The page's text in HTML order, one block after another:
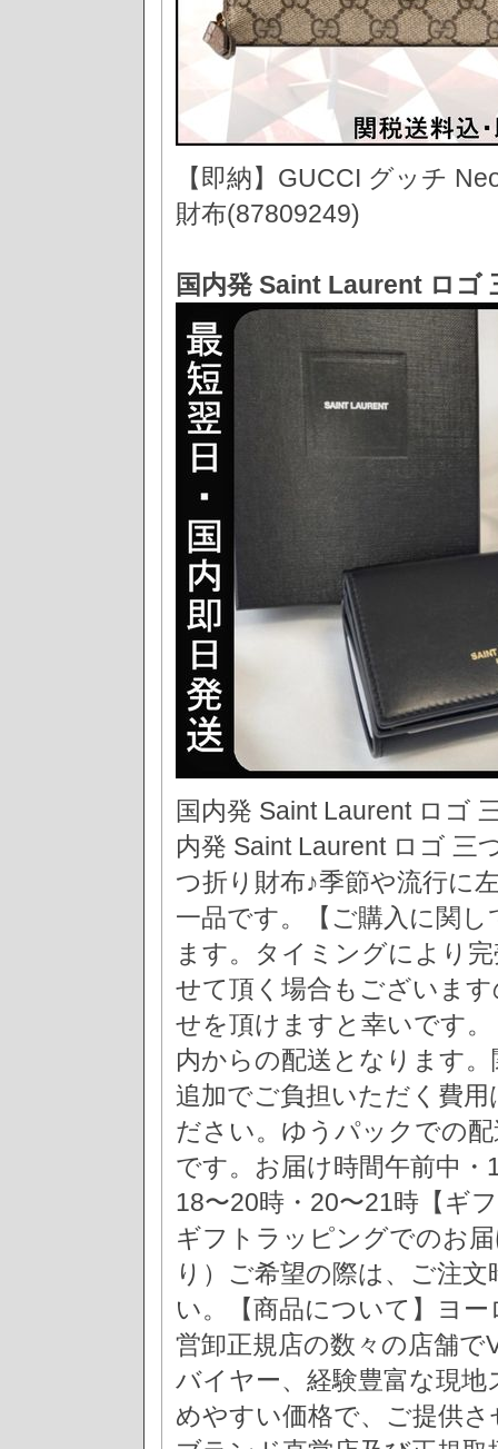
【即納】GUCCI グッチ
財布(87809249)
国内発 Saint Laurent ロゴ
国内発 Saint Laurent ロゴ
内発 Saint Laurent ロゴ 三
つ折り財布♪季節や流行に
一品です。【ご購入に関
ます。タイミングにより
せて頂く場合もございま
せを頂けますと幸いです
内からの配送となります
追加でご負担いただく費
ださい。ゆうパックでの
です。お届け時間午前中
18〜20時・20〜21時【ギ
ギフトラッピングでのお
り）ご希望の際は、ご注
い。【商品について】ヨ
営卸正規店の数々の店舗
バイヤー、経験豊富な現
めやすい価格で、ご提供